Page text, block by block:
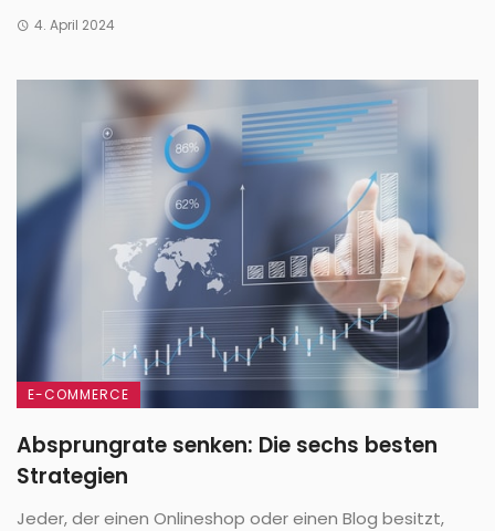
4. April 2024
E-COMMERCE
Absprungrate senken: Die sechs besten
Strategien
Jeder, der einen Onlineshop oder einen Blog besitzt,